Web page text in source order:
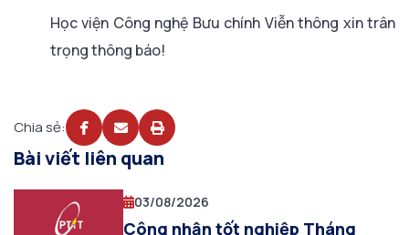
Học viện Công nghệ Bưu chính Viễn thông xin trân
trọng thông báo!
Chia sẻ:
Bài viết liên quan
03/08/2026
Công nhận tốt nghiệp Tháng